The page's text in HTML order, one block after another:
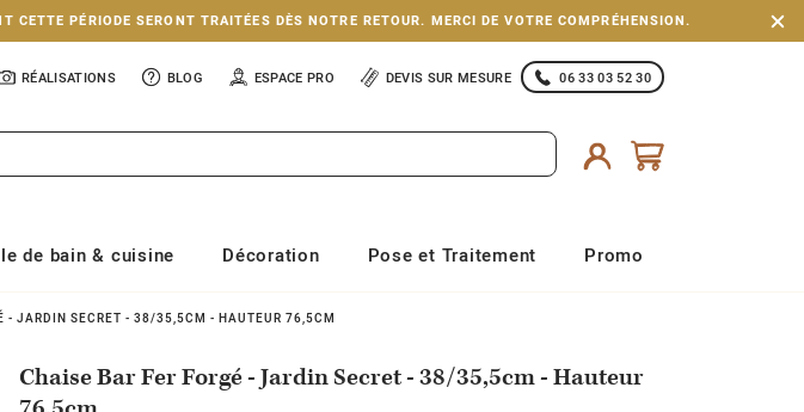
PÉRIODE SERONT TRAITÉES DÈS NOTRE RETOUR. MERCI DE VOTRE COMPRÉHENSION.
RÉALISATIONS BLOG ESPACE PRO DEVIS SUR MESURE 06 33 03 52 30
de bain & cuisine Décoration Pose et Traitement Promo
- JARDIN SECRET - 38/35,5CM - HAUTEUR 76,5CM
Chaise Bar Fer Forgé - Jardin Secret - 38/35,5cm - Hauteur